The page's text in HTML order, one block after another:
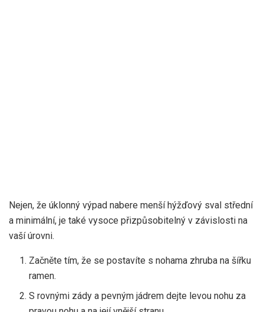
Nejen, že úklonný výpad nabere menší hýžďový sval střední
a minimální, je také vysoce přizpůsobitelný v závislosti na
vaší úrovni.
Začněte tím, že se postavíte s nohama zhruba na šířku
ramen.
S rovnými zády a pevným jádrem dejte levou nohu za